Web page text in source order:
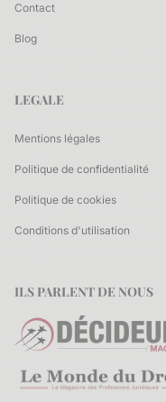
Contact
Blog
LEGALE
Mentions légales
Politique de confidentialité
Politique de cookies
Conditions d'utilisation
ILS PARLENT DE NOUS